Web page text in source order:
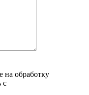
на обработку
c